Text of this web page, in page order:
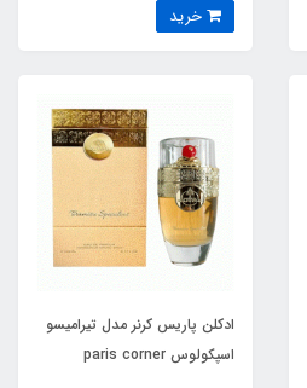
Intense Guerlain
ادکلن پاریس کرنر مدل تیرامیسو
اسپکولوس paris corner